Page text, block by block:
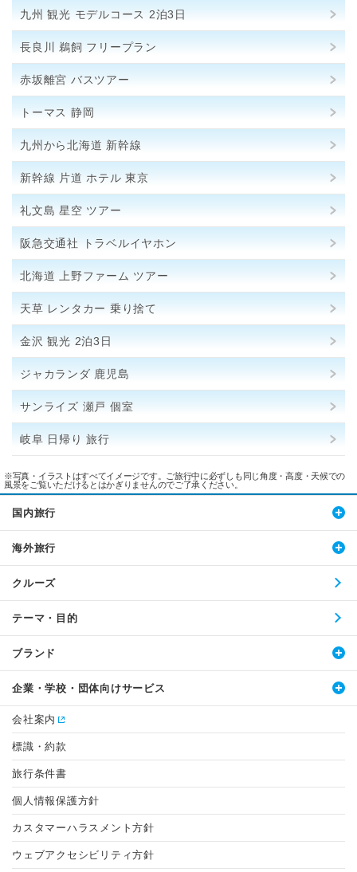
九州 観光 モデルコース 2泊3日
長良川 鵜飼 フリープラン
赤坂離宮 バスツアー
トーマス 静岡
九州から北海道 新幹線
新幹線 片道 ホテル 東京
礼文島 星空 ツアー
阪急交通社 トラベルイヤホン
北海道 上野ファーム ツアー
天草 レンタカー 乗り捨て
金沢 観光 2泊3日
ジャカランダ 鹿児島
サンライズ 瀬戸 個室
岐阜 日帰り 旅行
※写真・イラストはすべてイメージです。ご旅行中に必ずしも同じ角度・高度・天候での
風景をご覧いただけるとはかぎりませんのでご了承ください。
国内旅行
海外旅行
クルーズ
テーマ・目的
ブランド
企業・学校・団体向けサービス
会社案内
標識・約款
旅行条件書
個人情報保護方針
カスタマーハラスメント方針
ウェブアクセシビリティ方針